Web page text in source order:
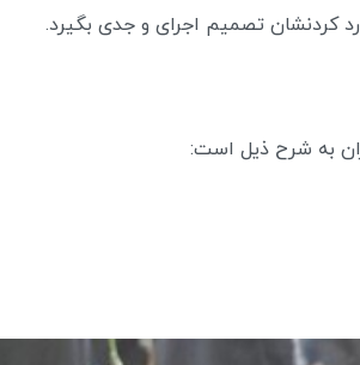
کردنشان تصمیم اجرای و جدی بگیرد.
به شرح ذیل است: